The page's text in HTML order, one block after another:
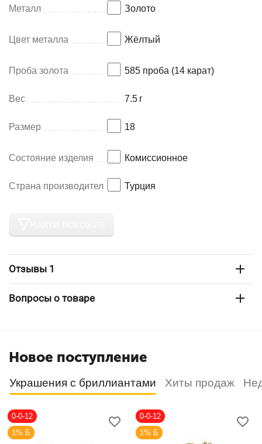
Металл Золото
Цвет металла Жёлтый
Проба золота 585 проба (14 карат)
Вес 7.5 г
Размер 18
Состояние изделия Комиссионное
Страна производитель Турция
Отзывы 1
Вопросы о товаре
Новое поступление
Украшения с бриллиантами Хиты продаж
0-0-12
1% Б
0-0-12
1% Б